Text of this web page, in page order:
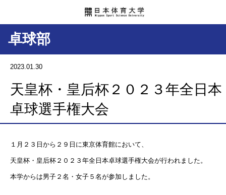
卓球部
2023.01.30
天皇杯・皇后杯２０２３年全日本
卓球選手権大会
１月２３日から２９日に東京体育館において、
天皇杯・皇后杯２０２３年全日本卓球選手権大会が行われました。
本学からは男子２名・女子５名が参加しました。